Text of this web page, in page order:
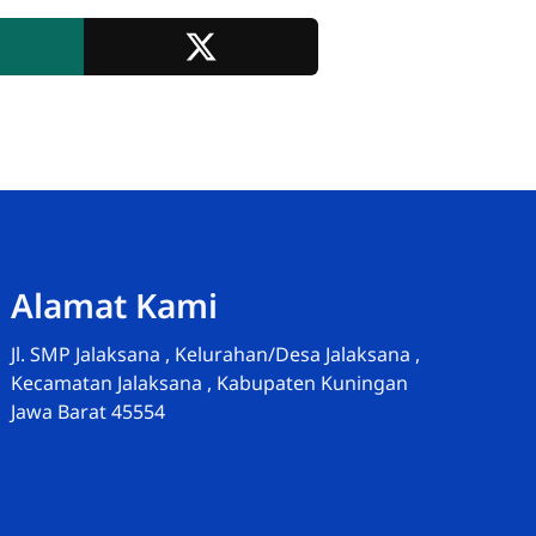
Online
Alamat Kami
Jl. SMP Jalaksana , Kelurahan/Desa Jalaksana ,
Kecamatan Jalaksana , Kabupaten Kuningan
Jawa Barat 45554